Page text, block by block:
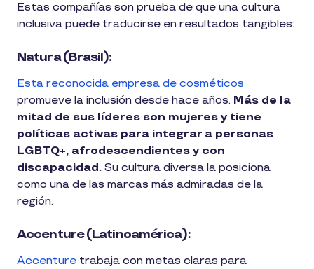
Estas compañías son prueba de que una cultura
inclusiva puede traducirse en resultados tangibles:
Natura (Brasil):
Esta reconocida empresa de cosméticos
promueve la inclusión desde hace años. Más de la
mitad de sus líderes son mujeres y tiene
políticas activas para integrar a personas
LGBTQ+, afrodescendientes y con
discapacidad. Su cultura diversa la posiciona
como una de las marcas más admiradas de la
región.
Accenture (Latinoamérica):
Accenture trabaja con metas claras para